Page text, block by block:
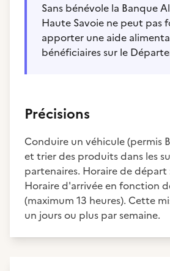
Sans bénévole la Banque
Haute Savoie ne peut pas
apporter une aide
bénéficiaires sur le
Précisions
Conduire un véhicule (permis
et trier des produits dans les
partenaires. Horaire de départ
Horaire d'arrivée en fonction
(maximum 13 heures). Cette
un jours ou plus par semaine.